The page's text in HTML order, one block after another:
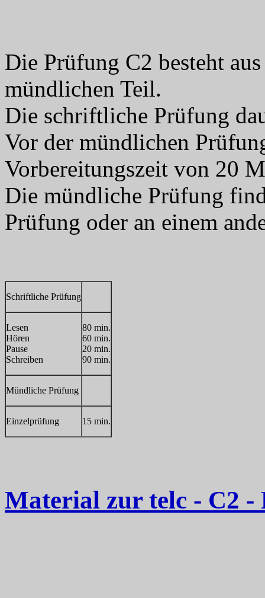
Die Prüfung C2 besteht
mündlichen Teil.
Die schriftliche Prüfung
Vor der mündlichen
Vorbereitungszeit von 20
Die mündliche Prüfung
Prüfung oder an einem
Schriftliche Prüfung
Lesen
Hören
Pause
Schreiben
80 min.
60 min.
20 min.
90 min.
Mündliche Prüfung
Einzelprüfung 15 min.
Material zur telc - C2 -